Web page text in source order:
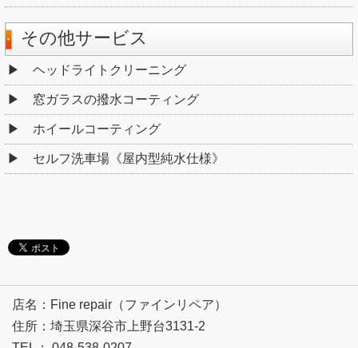
その他サービス
ヘッドライトクリーニング
窓ガラスの撥水コーティング
ホイールコーティング
セルフ洗車場《屋内型純水仕様》
店名：Fine repair（ファインリペア）
住所：埼玉県深谷市上野台3131-2